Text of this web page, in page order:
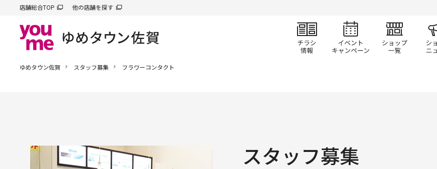
店舗総合TOP 他の店舗を探す
チラシ情報 イベント/キャンペ
ショ
ゆめタウン佐賀 スタッフ募集 フラワーコンタクト
スタッフ募集